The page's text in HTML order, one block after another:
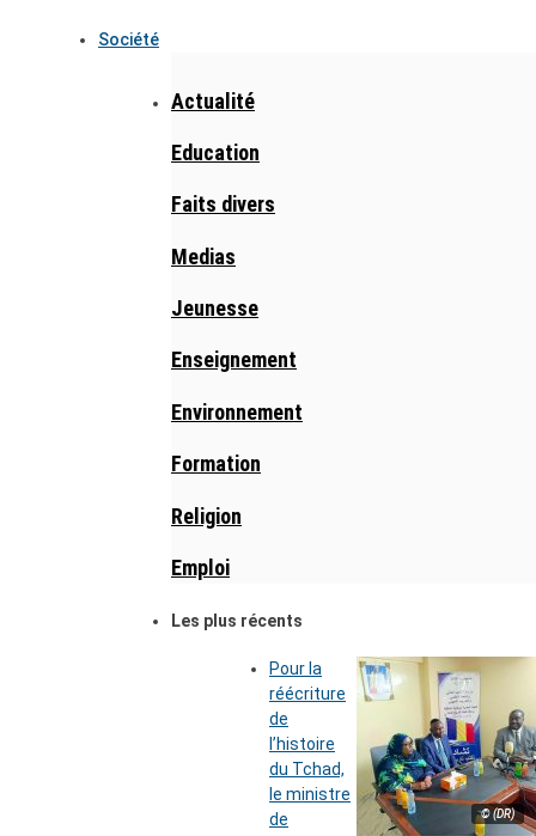
Société
Actualité
Education
Faits divers
Medias
Jeunesse
Enseignement
Environnement
Formation
Religion
Emploi
Les plus récents
© (DR)
Pour la
réécriture
de
l’histoire
du Tchad,
le ministre
de